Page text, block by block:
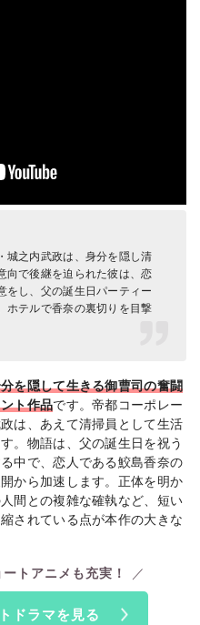
城之内武政は、身分を隠し清
向で後継を迫られた彼は、恋
をし、父の誕生日パーティー
ホテルで香奈の裏切りを目撃
を隠して生きる御曹司の奮闘
ト作品です。帝都コーポレー
は、あえて清掃員として生活
。物語は、父の誕生日を祝う
中で、恋人である鮫島香奈の
から加速します。正体を明か
間との複雑な確執など、短い
されている点が本作の大きな
トアニメも充実！
ドラマを見る